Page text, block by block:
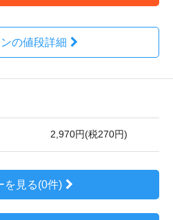
の値段詳細
2,970円(税270円)
を見る(0件)